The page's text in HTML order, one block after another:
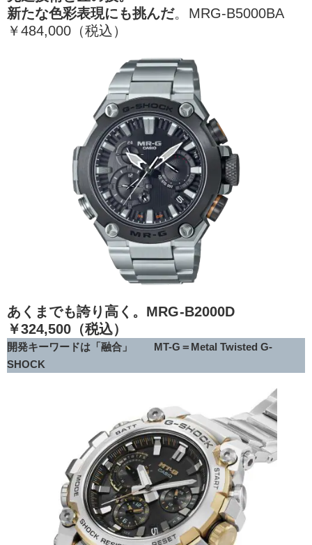
新たな色彩表現にも挑んだ。MRG-B5000BA
￥484,000（税込）
あくまでも誇り高く。MRG-B2000D
￥324,500（税込）
開発キーワードは「融合」 MT-G＝Metal Twisted G-
SHOCK